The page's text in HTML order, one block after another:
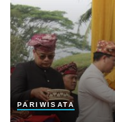
PARIWISATA